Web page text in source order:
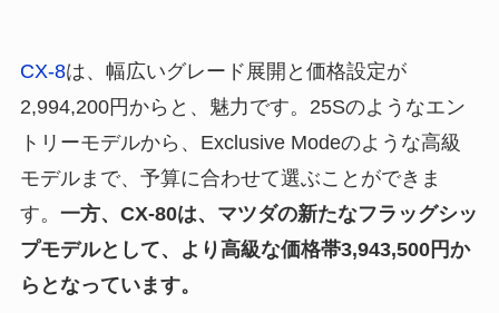
CX-8は、幅広いグレード展開と価格設定が
2,994,200円からと、魅力です。25Sのようなエン
トリーモデルから、Exclusive Modeのような高級
モデルまで、予算に合わせて選ぶことができま
す。 一方、CX-80は、マツダの新たなフラッグシッ
プモデルとして、より高級な価格帯3,943,500円か
らとなっています。